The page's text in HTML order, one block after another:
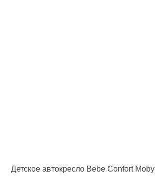
Детское автокресло Bebe Confort Moby